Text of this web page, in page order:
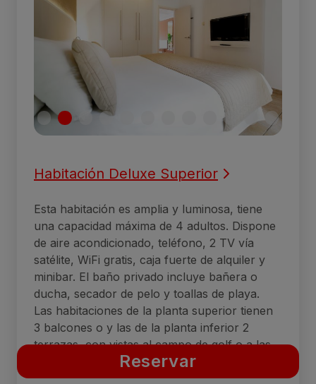
Reservar
Habitación Deluxe Superior
Esta habitación es amplia y luminosa, tiene
una capacidad máxima de 4 adultos. Dispone
de aire acondicionado, teléfono, 2 TV vía
satélite, WiFi gratis, caja fuerte de alquiler y
minibar. El baño privado incluye bañera o
ducha, secador de pelo y toallas de playa.
Las habitaciones de la planta superior tienen
3 balcones o y las de la planta inferior 2
terrazas, con vistas al campo de golf o a las
dunas de Maspalomas.